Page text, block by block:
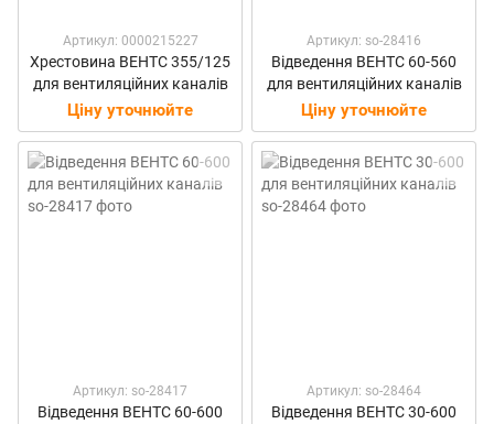
Артикул: 0000215227
Хрестовина ВЕНТС 355/125
для вентиляційних каналів
Ціну уточнюйте
Артикул: so-28416
Відведення ВЕНТС 60-560
для вентиляційних каналів
Ціну уточнюйте
Артикул: so-28417
Відведення ВЕНТС 60-600
Артикул: so-28464
Відведення ВЕНТС 30-600